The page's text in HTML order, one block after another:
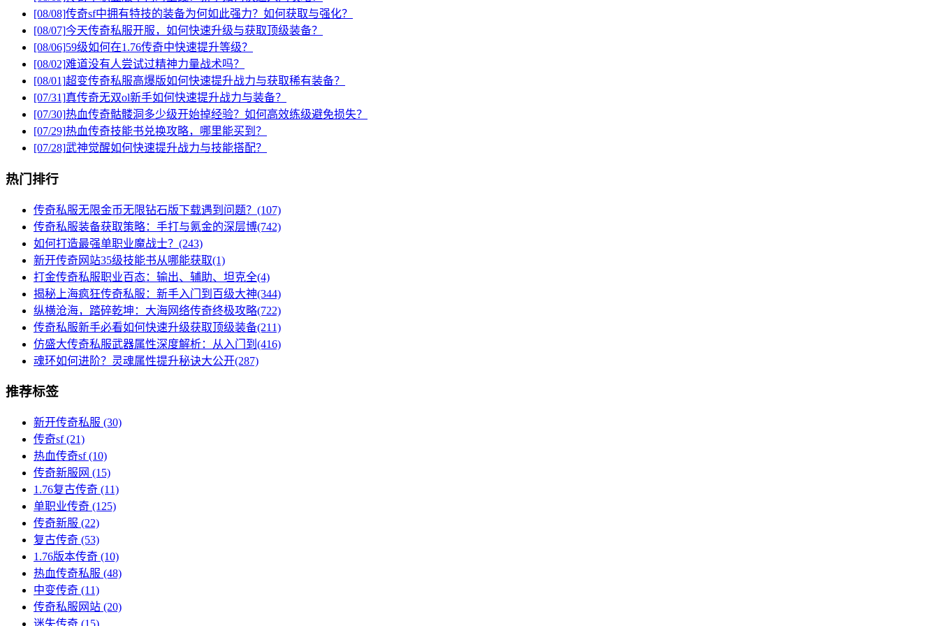
[08/08]传奇sf中拥有特技的装备为何如此强力？如何获取与强化？
[08/07]今天传奇私服开服，如何快速升级与获取顶级装备？
[08/06]59级如何在1.76传奇中快速提升等级？
[08/02]难道没有人尝试过精神力量战术吗？
[08/01]超变传奇私服高爆版如何快速提升战力与获取稀有装备？
[07/31]真传奇无双ol新手如何快速提升战力与装备？
[07/30]热血传奇骷髅洞多少级开始掉经验？如何高效练级避免损失？
[07/29]热血传奇技能书兑换攻略，哪里能买到？
[07/28]武神觉醒如何快速提升战力与技能搭配？
热门排行
传奇私服无限金币无限钻石版下载遇到问题？(107)
传奇私服装备获取策略：手打与氪金的深层博(742)
如何打造最强单职业魔战士？(243)
新开传奇网站35级技能书从哪能获取(1)
打金传奇私服职业百态：输出、辅助、坦克全(4)
揭秘上海疯狂传奇私服：新手入门到百级大神(344)
纵横沧海，踏碎乾坤：大海网络传奇终极攻略(722)
传奇私服新手必看如何快速升级获取顶级装备(211)
仿盛大传奇私服武器属性深度解析：从入门到(416)
魂环如何进阶？灵魂属性提升秘诀大公开(287)
推荐标签
新开传奇私服 (30)
传奇sf(21)
热血传奇sf(10)
传奇新服网 (15)
1.76复古传奇 (11)
单职业传奇 (125)
传奇新服 (22)
复古传奇 (53)
1.76版本传奇 (10)
热血传奇私服 (48)
中变传奇 (11)
传奇私服网站 (20)
迷失传奇 (15)